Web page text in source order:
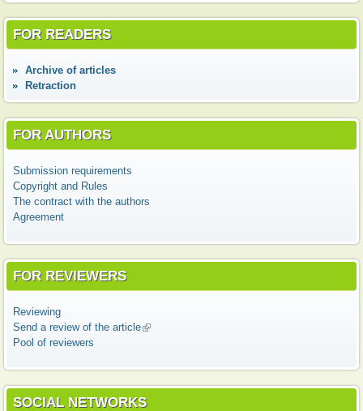
FOR READERS
Аrchive of articles
Retraction
FOR AUTHORS
Submission requirements
Copyright and Rules
The contract with the authors
Agreement
FOR REVIEWERS
Reviewing
Send a review of the article(link is external)
Pool of reviewers
SOCIAL NETWORKS